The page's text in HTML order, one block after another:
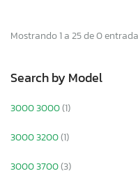
Mostrando 1 a 25 de 0
Search by Model
3000 3000(1)
3000 3200(1)
3000 3700(3)